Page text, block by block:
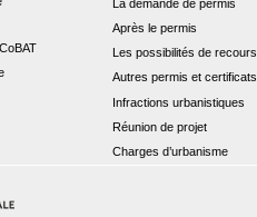
La demande de permis
Après le permis
Les possibilités de recours
Autres permis et certificats
Infractions urbanistiques
Réunion de projet
Charges d’urbanisme